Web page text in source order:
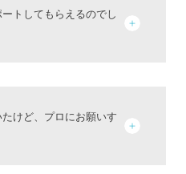
トしてもらえるのでし
けど、プロにお願いす